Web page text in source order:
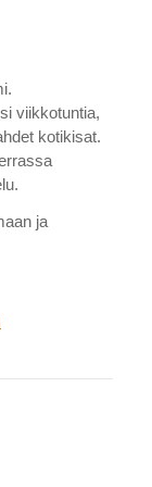
viikkotuntia,
kotikisat.
ja